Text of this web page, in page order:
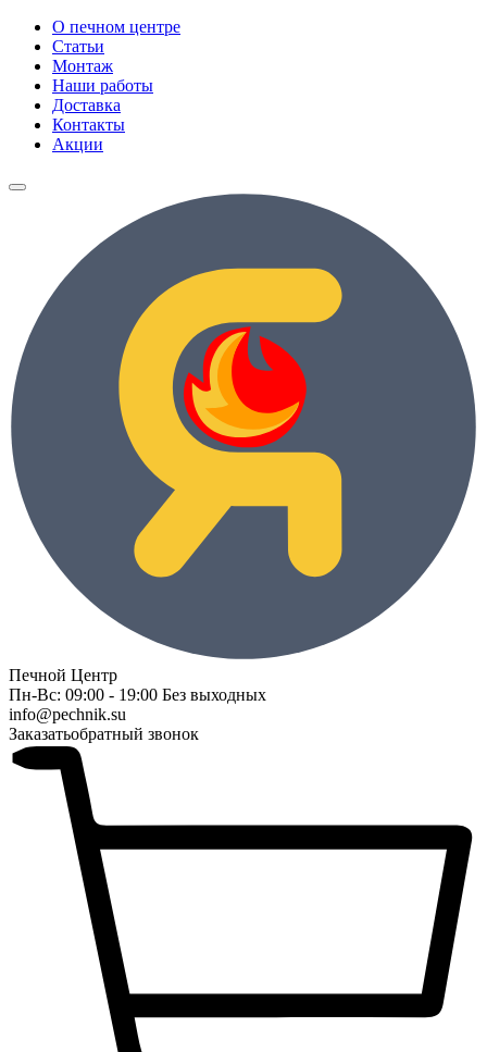
О печном центре
Статьи
Монтаж
Наши работы
Доставка
Контакты
Акции
Печной Центр
Пн-Вс: 09:00 - 19:00 Без выходных
info@pechnik.su
Заказатьобратный звонок